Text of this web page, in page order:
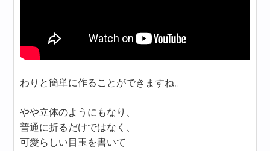
わりと簡単に作ることができますね。
やや立体のようにもなり、
普通に折るだけではなく、
可愛らしい目玉を書いて